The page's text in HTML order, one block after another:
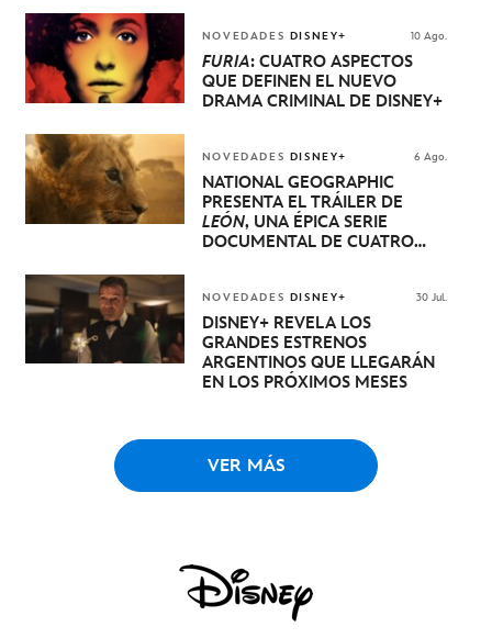
NOVEDADES DISNEY+ 10 Ago.
FURIA: CUATRO ASPECTOS
QUE DEFINEN EL NUEVO
DRAMA CRIMINAL DE DISNEY+
NOVEDADES DISNEY+ 6 Ago.
NATIONAL GEOGRAPHIC
PRESENTA EL TRÁILER DE
LEÓN, UNA ÉPICA SERIE
DOCUMENTAL DE CUATRO
DE UN CACHORRO DE LEÓN
HASTA QUE SE CONVIERTE EN
REY
NOVEDADES DISNEY+ 30 Jul.
DISNEY+ REVELA LOS
GRANDES ESTRENOS
ARGENTINOS QUE LLEGARÁN
EN LOS PRÓXIMOS MESES
VER MÁS